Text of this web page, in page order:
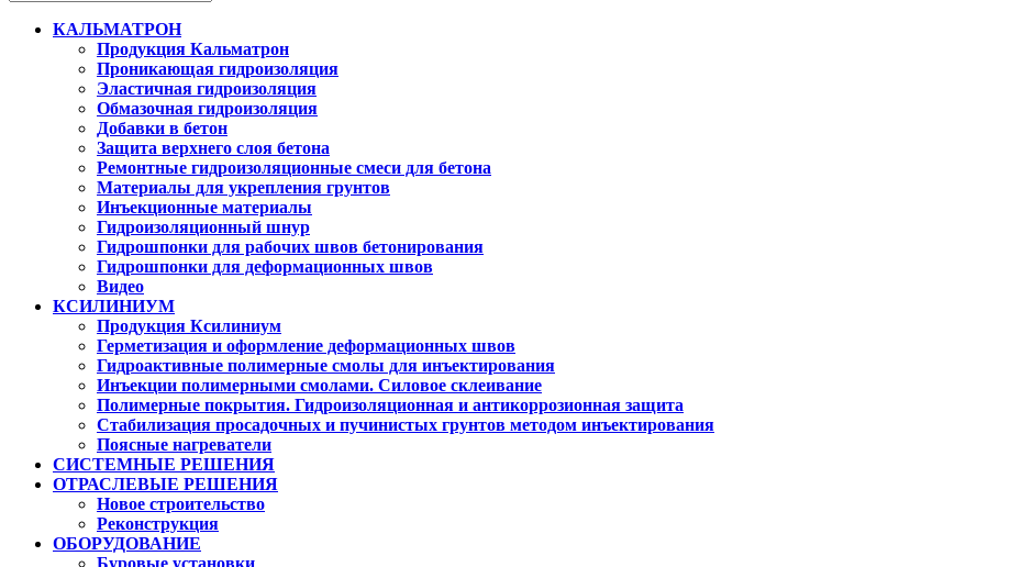
КАЛЬМАТРОН
Продукция Кальматрон
Проникающая гидроизоляция
Эластичная гидроизоляция
Обмазочная гидроизоляция
Добавки в бетон
Защита верхнего слоя бетона
Ремонтные гидроизоляционные смеси для бетона
Материалы для укрепления грунтов
Инъекционные материалы
Гидроизоляционный шнур
Гидрошпонки для рабочих швов бетонирования
Гидрошпонки для деформационных швов
Видео
КСИЛИНИУМ
Продукция Ксилиниум
Герметизация и оформление деформационных швов
Гидроактивные полимерные смолы для инъектирования
Инъекции полимерными смолами. Силовое склеивание
Полимерные покрытия. Гидроизоляционная и антикоррозионная защита
Стабилизация просадочных и пучинистых грунтов методом инъектирования
Поясные нагреватели
СИСТЕМНЫЕ РЕШЕНИЯ
ОТРАСЛЕВЫЕ РЕШЕНИЯ
Новое строительство
Реконструкция
ОБОРУДОВАНИЕ
Буровые установки